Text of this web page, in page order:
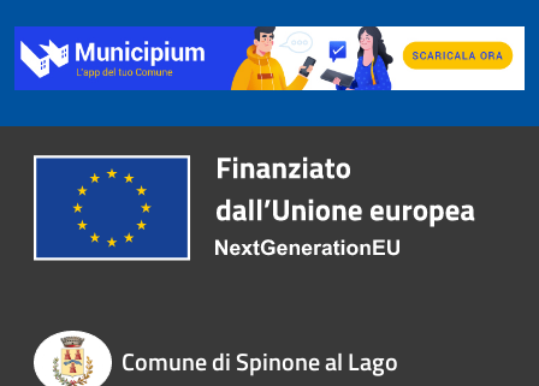
Comune di Spinone al Lago